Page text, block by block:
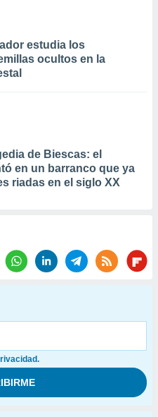
estudia los
ocultos en la
de Biescas: el
en un barranco que ya
riadas en el siglo XX